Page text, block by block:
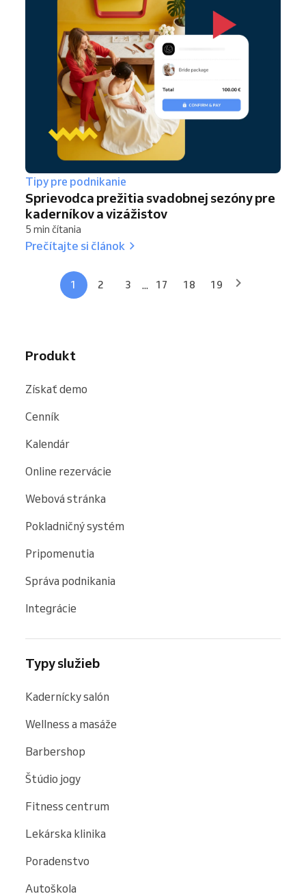
Tipy pre podnikanie
Sprievodca prežitia svadobnej sezóny pre
kaderníkov a vizážistov
5 min čítania
Prečítajte si článok
1 2 3 ... 17 18 19
Produkt
Získať demo
Cenník
Kalendár
Online rezervácie
Webová stránka
Pokladničný systém
Pripomenutia
Správa podnikania
Integrácie
Typy služieb
Kadernícky salón
Wellness a masáže
Barbershop
Štúdio jogy
Fitness centrum
Lekárska klinika
Poradenstvo
Autoškola